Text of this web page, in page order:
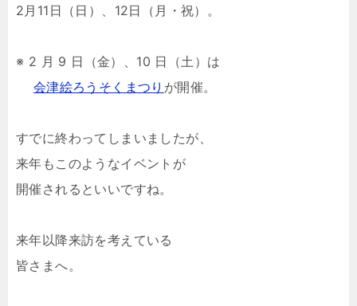
2月11日（日）、12日（月・祝）。
※ 2 月 9 日（金）、10 日（土）は
会津絵ろうそくまつり が開催。
すでに終わってしまいましたが、
来年もこのようなイベントが
開催されるといいですね。
来年以降来訪を考えている
皆さまへ。